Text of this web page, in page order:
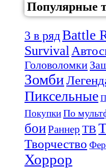
Популярные
3 в рядBattle
Survival
Головоломки
Зомби
Пиксельные
ПокупкиПо
боиРаннер ТВ
Творчество
Хоррор